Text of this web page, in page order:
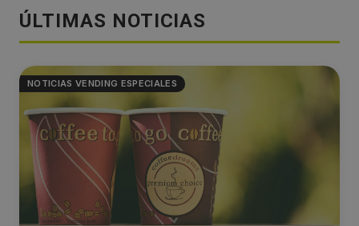
ÚLTIMAS NOTICIAS
NOTICIAS VENDING ESPECIALES